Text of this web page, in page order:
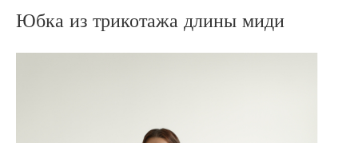
Юбка из трикотажа длины миди